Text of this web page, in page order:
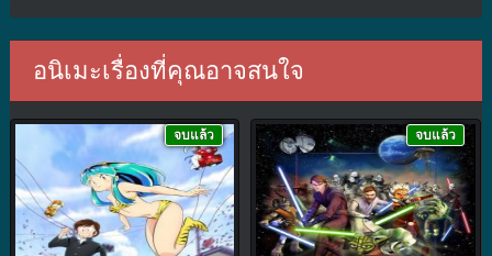
อนิเมะเรื่องที่คุณอาจสนใจ
จบแล้ว จบแล้ว